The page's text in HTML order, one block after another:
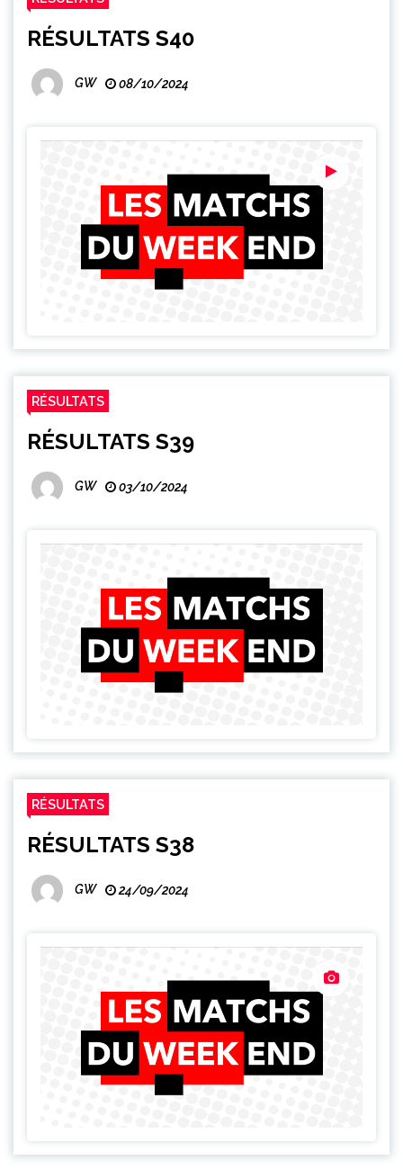
RÉSULTATS S40
GW 08/10/2024
RÉSULTATS
RÉSULTATS S39
GW 03/10/2024
RÉSULTATS
RÉSULTATS S38
GW 24/09/2024